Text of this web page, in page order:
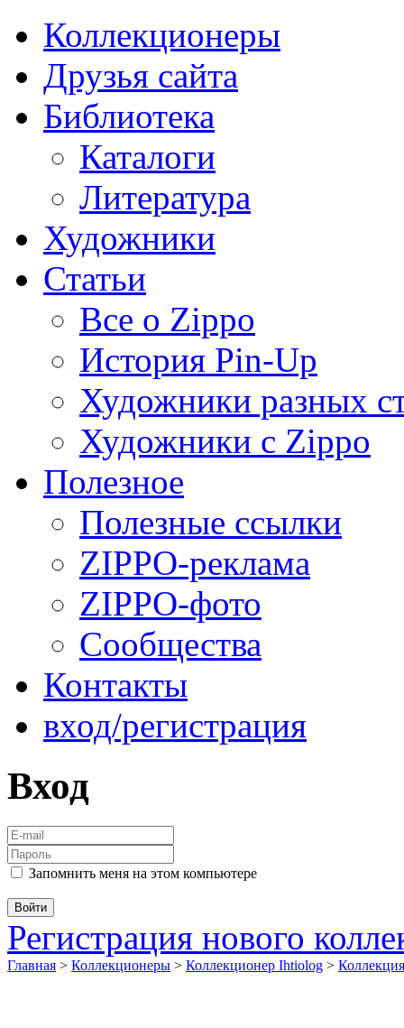
Коллекционеры
Друзья сайта
Библиотека
Каталоги
Литература
Художники
Статьи
Все о Zippo
История Pin-Up
Художники разных
Художники с Zippo
Полезное
Полезные ссылки
ZIPPO-реклама
ZIPPO-фото
Сообщества
Контакты
вход/регистрация
Вход
Запомнить меня на этом компьютере
Регистрация нового
Главная > Коллекционеры > Коллекционер Ihtiolog >